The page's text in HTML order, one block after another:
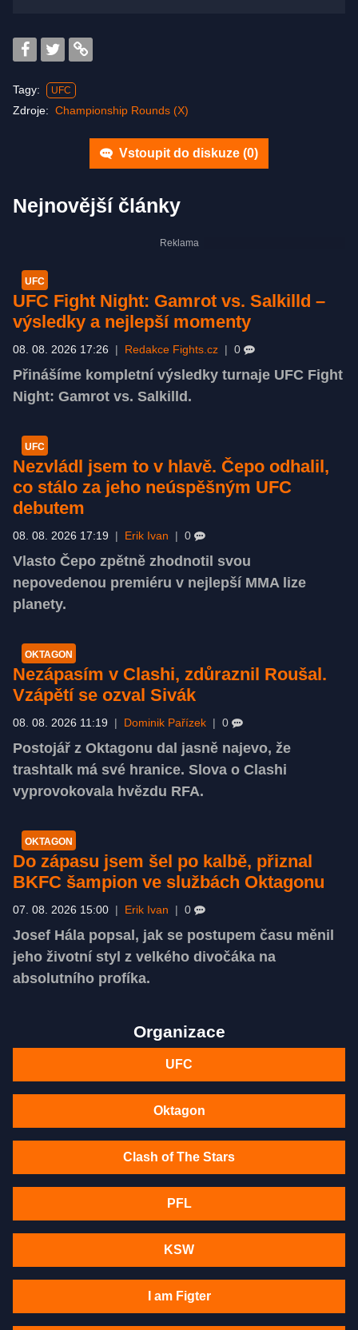
Tagy: UFC
Zdroje: Championship Rounds (X)
Vstoupit do diskuze (0)
Nejnovější články
UFC
UFC Fight Night: Gamrot vs. Salkilld –
výsledky a nejlepší momenty
08. 08. 2026 17:26 Redakce Fights.cz 0
Přinášíme kompletní výsledky turnaje UFC Fight
Night: Gamrot vs. Salkilld.
UFC
Nezvládl jsem to v hlavě. Čepo odhalil,
co stálo za jeho neúspěšným UFC
debutem
08. 08. 2026 17:19 Erik Ivan 0
Vlasto Čepo zpětně zhodnotil svou
nepovedenou premiéru v nejlepší MMA lize
planety.
OKTAGON
Nezápasím v Clashi, zdůraznil Roušal.
Vzápětí se ozval Sivák
08. 08. 2026 11:19 Dominik Pařízek 0
Postojář z Oktagonu dal jasně najevo, že
trashtalk má své hranice. Slova o Clashi
vyprovokovala hvězdu RFA.
OKTAGON
Do zápasu jsem šel po kalbě, přiznal
BKFC šampion ve službách Oktagonu
07. 08. 2026 15:00 Erik Ivan 0
Josef Hála popsal, jak se postupem času měnil
jeho životní styl z velkého divočáka na
absolutního profíka.
Organizace
UFC
Oktagon
Clash of The Stars
PFL
KSW
I am Figter